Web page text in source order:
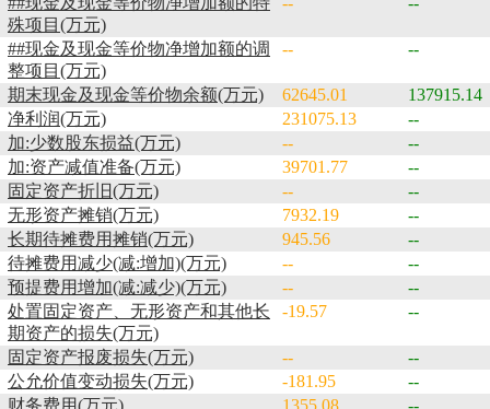
殊项目(万元)
##现金及现金等价物净增加额的调
整项目(万元)
-- --
期末现金及现金等价物余额(万元) 62645.01
137915.14
净利润(万元)
231075.13
--
加:少数股东损益(万元)
--
--
加:资产减值准备(万元)
39701.77
--
固定资产折旧(万元)
--
--
无形资产摊销(万元)
7932.19
--
长期待摊费用摊销(万元)
945.56
--
待摊费用减少(减:增加)(万元)
--
--
预提费用增加(减:减少)(万元)
--
--
处置固定资产、无形资产和其他长
期资产的损失(万元)
-19.57 --
固定资产报废损失(万元) --
--
公允价值变动损失(万元)
-181.95
--
财务费用(万元)
1355.08
--